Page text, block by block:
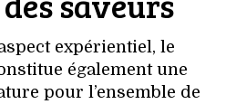
expérientiel, le
également une
pour l’ensemble de